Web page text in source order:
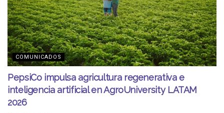
COMUNICADOS
PepsiCo impulsa agricultura regenerativa e
inteligencia artificial en AgroUniversity LATAM
2026